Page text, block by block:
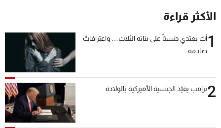
الأكثر قراءة
1أبٌ يعتدي جنسيّاً على بناته الثلاث… واعترافاتٌ
صادمة
2ترامب يقيّد الجنسية الأميركية بالولادة